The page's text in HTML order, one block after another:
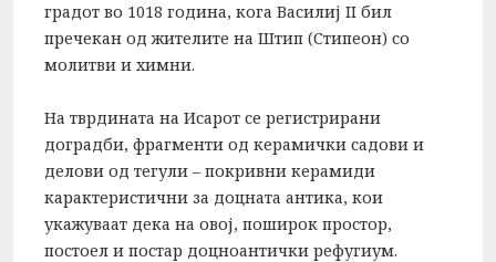
градот во 1018 година, кога Василиј II бил
пречекан од жителите на Штип (Стипеон) со
молитви и химни.
На тврдината на Исарот се регистрирани
доградби, фрагменти од керамички садови и
делови од тегули – покривни керамиди
карактеристични за доцната антика, кои
укажуваат дека на овој, поширок простор,
постоел и постар доцноантички рефугиум.